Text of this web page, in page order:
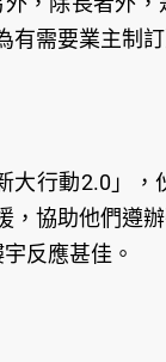
需要業主制
行動2.0」，
，協助他們遵
反應甚佳。